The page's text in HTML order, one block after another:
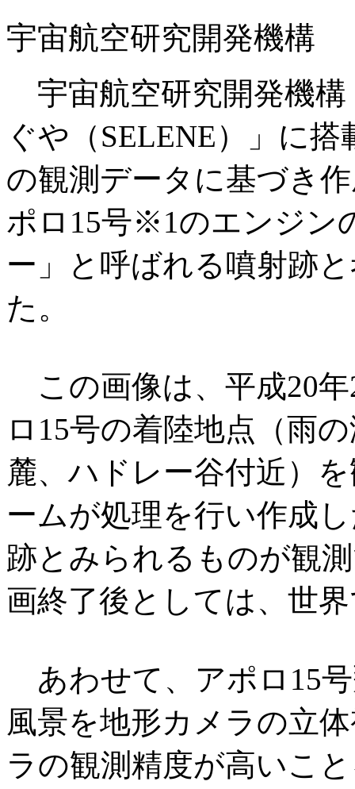
宇宙航空研究開発機構
宇宙航空研究開発機構
ぐや（SELENE）」に
の観測データに基づき
ポロ15号※1のエンジン
ー」と呼ばれる噴射跡
た。
この画像は、平成20
ロ15号の着陸地点（雨
麓、ハドレー谷付近）
ームが処理を行い作成
跡とみられるものが観
画終了後としては、世
あわせて、アポロ15
風景を地形カメラの立
ラの観測精度が高いこ